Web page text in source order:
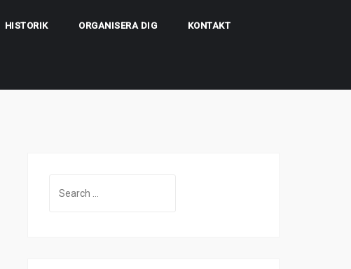
HISTORIK ORGANISERA DIG KONTAKT